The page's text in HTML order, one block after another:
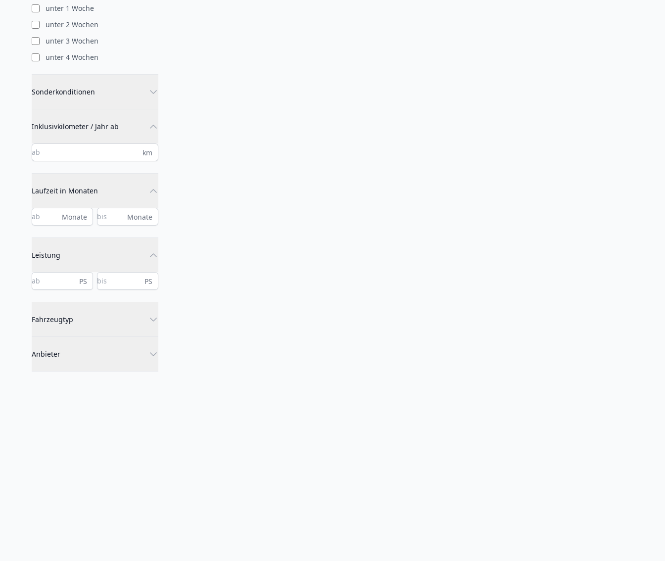
unter 1 Woche
unter 2 Wochen
unter 3 Wochen
unter 4 Wochen
Sonderkonditionen
Inklusivkilometer / Jahr ab
km
Laufzeit in Monaten
Monate Monate
Leistung
PS PS
Fahrzeugtyp
Anbieter